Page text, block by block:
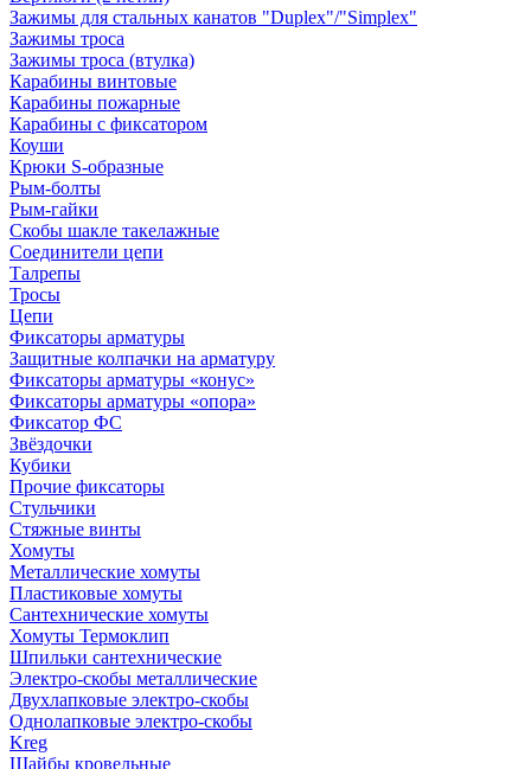
Зажимы для стальных канатов "Duplex"/"Simplex"
Зажимы троса
Зажимы троса (втулка)
Карабины винтовые
Карабины пожарные
Карабины с фиксатором
Коуши
Крюки S-образные
Рым-болты
Рым-гайки
Скобы шакле такелажные
Соединители цепи
Талрепы
Тросы
Цепи
Фиксаторы арматуры
Защитные колпачки на арматуру
Фиксаторы арматуры «конус»
Фиксаторы арматуры «опора»
Фиксатор ФС
Звёздочки
Кубики
Прочие фиксаторы
Стульчики
Стяжные винты
Хомуты
Металлические хомуты
Пластиковые хомуты
Сантехнические хомуты
Хомуты Термоклип
Шпильки сантехнические
Электро-скобы металлические
Двухлапковые электро-скобы
Однолапковые электро-скобы
Kreg
Шайбы кровельные